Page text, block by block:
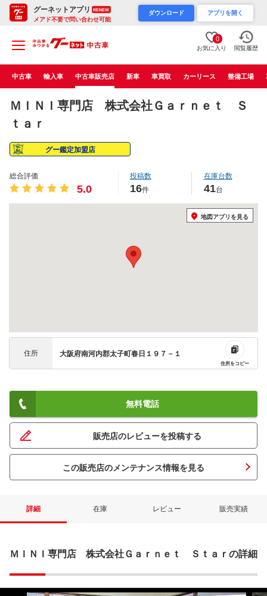
グーネットアプリ RENEW
メアド不要で問い合わせ可能
ダウンロード アプリを開く
0
お気に入り 閲覧履歴
中古車 輸入車 中古車販売店 新車 車買取 カーリース 整備工場
ＭＩＮＩ専門店 株式会社Ｇａｒｎｅｔ Ｓ
ｔａｒ
グー鑑定加盟店
総合評価
5.0
投稿数
16件
在庫台数
41台
地図アプリを見る
住所 大阪府南河内郡太子町春日１９７－１
住所をコピー
無料電話
販売店のレビューを投稿する
この販売店のメンテナンス情報を見る
詳細 在庫 レビュー 販売実績
ＭＩＮＩ専門店 株式会社Ｇａｒｎｅｔ Ｓｔａｒの詳細